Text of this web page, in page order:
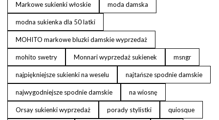
Markowe sukienki włoskie moda damska
modna sukienka dla 50 latki
MOHITO markowe bluzki damskie wyprzedaż
mohito swetry Monnari wyprzedaż sukienek msngr
najpiękniejsze sukienki na weselu najtańsze spodnie damskie
najwygodniejsze spodnie damskie na wiosnę
Orsay sukienki wyprzedaż porady stylistki quiosque